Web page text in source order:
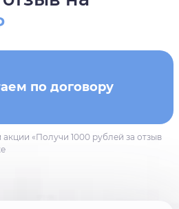
по договору
«Получи 1000 рублей за отзыв